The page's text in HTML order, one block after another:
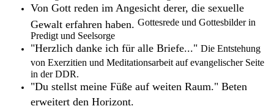
Von Gott reden im Angesicht derer, die sexuelle
Gewalt erfahren haben. Gottesrede und Gottesbilder in
Predigt und Seelsorge
"Herzlich danke ich für alle Briefe..." Die Entstehung
von Exerzitien und Meditationsarbeit auf evangelischer Seite
in der DDR.
"Du stellst meine Füße auf weiten Raum." Beten
erweitert den Horizont.